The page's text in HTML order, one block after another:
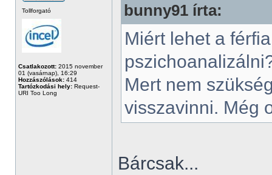
Tollforgató
Csatlakozott: 2015 november
01 (vasárnap), 16:29
Hozzászólások: 414
Tartózkodási hely: Request-
URI Too Long
bunny91 írta:
Miért lehet a
Mert nem
visszavinni. Még
Bárcsak...